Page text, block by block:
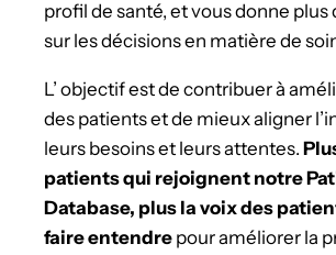
profil de santé, et vous donne plus
sur les décisions en matière de
L’ objectif est de contribuer à
des patients et de mieux aligner
leurs besoins et leurs attentes.
patients qui rejoignent notre
Database, plus la voix des
faire entendre pour améliorer la